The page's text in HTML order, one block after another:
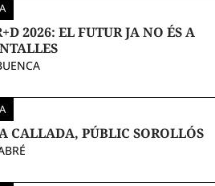
2026: EL FUTUR JA NO ÉS A
CALLADA, PÚBLIC SOROLLÓS